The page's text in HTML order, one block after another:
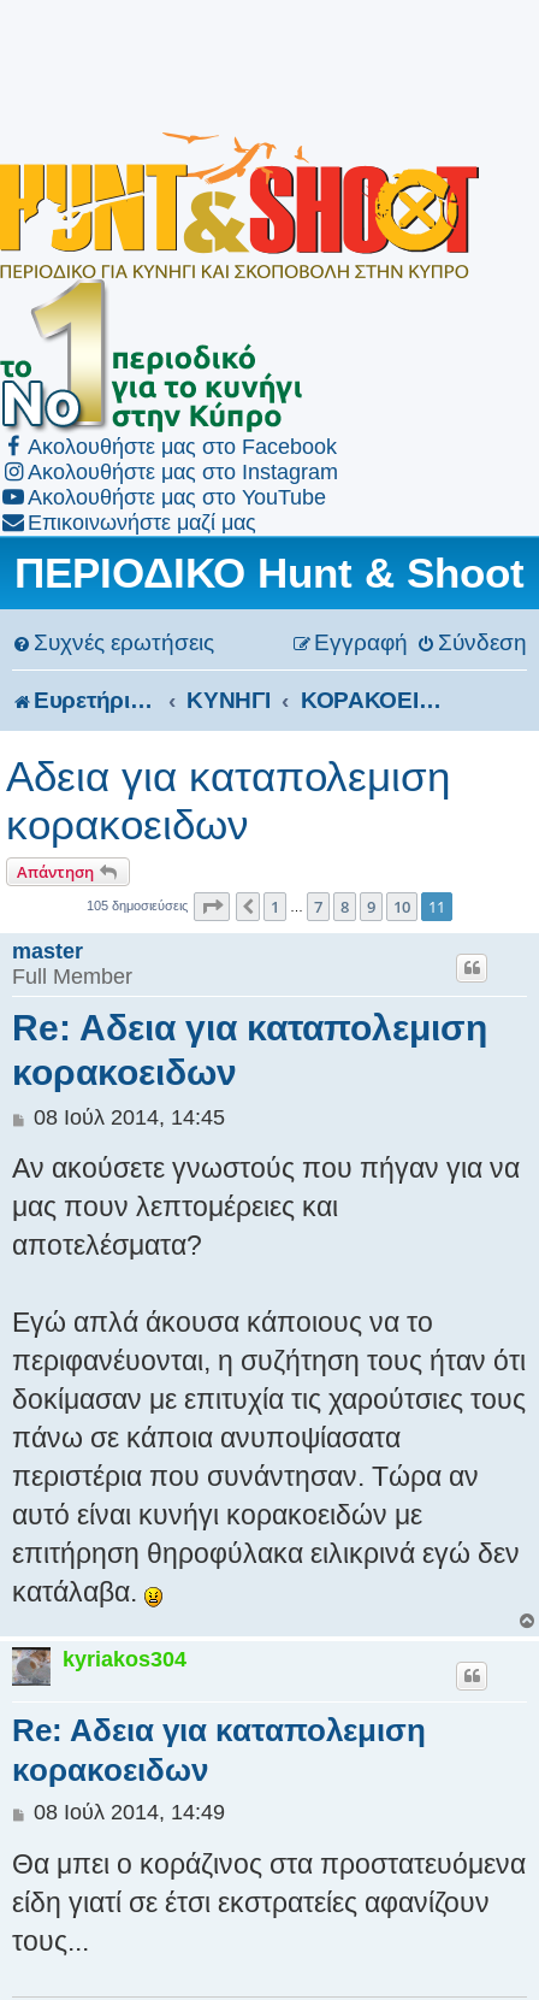
Ακολουθήστε μας στο Facebook
Ακολουθήστε μας στο Instagram
Ακολουθήστε μας στο YouTube
Επικοινωνήστε μαζί μας
ΠΕΡΙΟΔΙΚΟ Hunt & Shoot
Συχνές ερωτήσεις Σύνδεση
Εγγραφή
Ευρετήριο Δ. Συζήτησης ΚΥΝΗΓΙ ΚΟΡΑΚΟΕΙΔΗ - ΕΠΙΒΛΑΒΗ
Aδεια για καταπολεμιση
κορακοειδων
Απάντηση
105 δημοσιεύσεις Σελίδα 11από 11
Προηγούμενη
1 7 8 9 10 11
master
Full Member
Re: Aδεια για καταπολεμιση
κορακοειδων
Δ
μ
σ
ί
σ
η
08 Ιούλ 2014, 14:45
Αν ακούσετε γνωστούς που πήγαν για να
μας πουν λεπτομέρειες και
αποτελέσματα?
Εγώ απλά άκουσα κάποιους να το
περιφανέυονται, η συζήτηση τους ήταν ότι
δοκίμασαν με επιτυχία τις χαρούτσιες τους
πάνω σε κάποια ανυποψίασατα
περιστέρια που συνάντησαν. Τώρα αν
αυτό είναι κυνήγι κορακοειδών με
επιτήρηση θηροφύλακα ειλικρινά εγώ δεν
κατάλαβα.
kyriakos304
Re: Aδεια για καταπολεμιση
κορακοειδων
Δ
μ
ο
σ
ί
08 Ιούλ 2014, 14:49
Θα μπει ο κοράζινος στα προστατευόμενα
είδη γιατί σε έτσι εκστρατείες αφανίζουν
τους...